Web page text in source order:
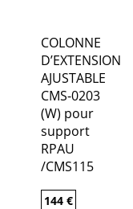
COLONNE
D’EXTENSION
AJUSTABLE
CMS-0203
(W) pour
support
RPAU
/CMS115
144 €